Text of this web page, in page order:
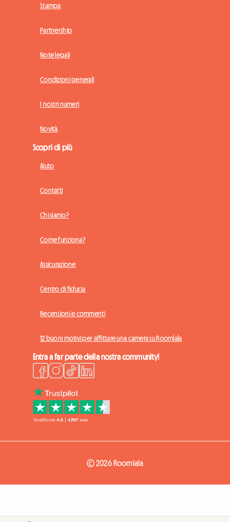
Stampa
Partnership
Note legali
Condizioni generali
I nostri numeri
Novità
Scopri di più
Aiuto
Contatti
Chi siamo?
Come funziona?
Assicurazione
Centro di fiducia
Recensioni e commenti
12 buoni motivi per affittare una camera su Roomlala
Entra a far parte della nostra community!
© 2026 Roomlala